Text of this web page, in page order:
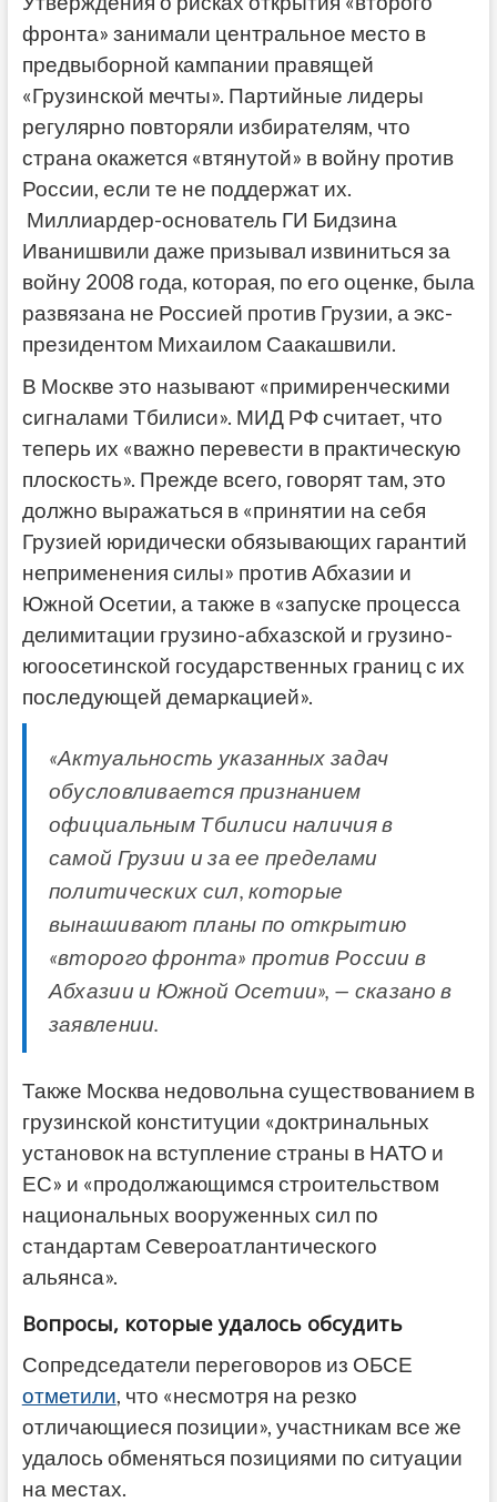
фронта» занимали центральное место в
предвыборной кампании правящей
«Грузинской мечты». Партийные лидеры
регулярно повторяли избирателям, что
страна окажется «втянутой» в войну против
России, если те не поддержат их.
Миллиардер-основатель ГИ Бидзина
Иванишвили даже призывал извиниться за
войну 2008 года, которая, по его оценке, была
развязана не Россией против Грузии, а экс-
президентом Михаилом Саакашвили.
В Москве это называют «примиренческими
сигналами Тбилиси». МИД РФ считает, что
теперь их «важно перевести в практическую
плоскость». Прежде всего, говорят там, это
должно выражаться в «принятии на себя
Грузией юридически обязывающих гарантий
неприменения силы» против Абхазии и
Южной Осетии, а также в «запуске процесса
делимитации грузино-абхазской и грузино-
югоосетинской государственных границ с их
последующей демаркацией».
«Актуальность указанных задач
обусловливается признанием
официальным Тбилиси наличия в
самой Грузии и за ее пределами
политических сил, которые
вынашивают планы по открытию
«второго фронта» против России в
Абхазии и Южной Осетии», — сказано в
заявлении.
Также Москва недовольна существованием в
грузинской конституции «доктринальных
установок на вступление страны в НАТО и
ЕС» и «продолжающимся строительством
национальных вооруженных сил по
стандартам Североатлантического
альянса».
Вопросы, которые удалось обсудить
Сопредседатели переговоров из ОБСЕ
отметили, что «несмотря на резко
отличающиеся позиции», участникам все же
удалось обменяться позициями по ситуации
на местах.